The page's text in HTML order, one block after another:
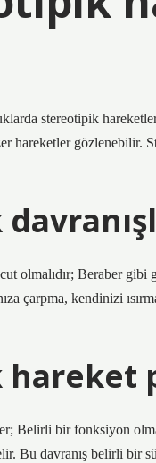
stereotipik
hareketler gözlenebilir.
olmalıdır; Beraber
çarpma, kendinizi
Belirli bir fonksiyon
Bu davranış belirli bir